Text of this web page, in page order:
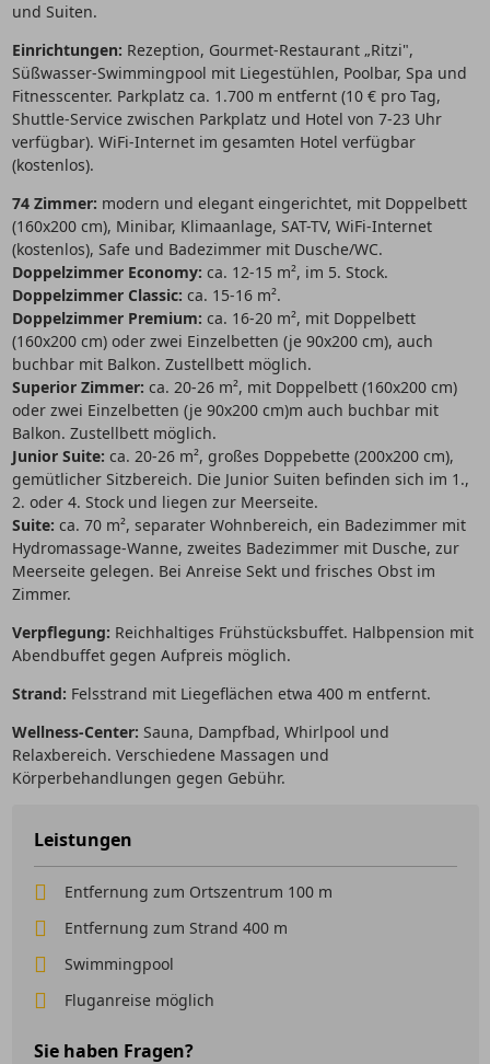
und Suiten.
Einrichtungen: Rezeption, Gourmet-Restaurant „Ritzi",
Süßwasser-Swimmingpool mit Liegestühlen, Poolbar, Spa und
Fitnesscenter. Parkplatz ca. 1.700 m entfernt (10 € pro Tag,
Shuttle-Service zwischen Parkplatz und Hotel von 7-23 Uhr
verfügbar). WiFi-Internet im gesamten Hotel verfügbar
(kostenlos).
74 Zimmer: modern und elegant eingerichtet, mit Doppelbett
(160x200 cm), Minibar, Klimaanlage, SAT-TV, WiFi-Internet
(kostenlos), Safe und Badezimmer mit Dusche/WC.
Doppelzimmer Economy: ca. 12-15 m², im 5. Stock.
Doppelzimmer Classic: ca. 15-16 m².
Doppelzimmer Premium: ca. 16-20 m², mit Doppelbett
(160x200 cm) oder zwei Einzelbetten (je 90x200 cm), auch
buchbar mit Balkon. Zustellbett möglich.
Superior Zimmer: ca. 20-26 m², mit Doppelbett (160x200 cm)
oder zwei Einzelbetten (je 90x200 cm)m auch buchbar mit
Balkon. Zustellbett möglich.
Junior Suite: ca. 20-26 m², großes Doppebette (200x200 cm),
gemütlicher Sitzbereich. Die Junior Suiten befinden sich im 1.,
2. oder 4. Stock und liegen zur Meerseite.
Suite: ca. 70 m², separater Wohnbereich, ein Badezimmer mit
Hydromassage-Wanne, zweites Badezimmer mit Dusche, zur
Meerseite gelegen. Bei Anreise Sekt und frisches Obst im
Zimmer.
Verpflegung: Reichhaltiges Frühstücksbuffet. Halbpension mit
Abendbuffet gegen Aufpreis möglich.
Strand: Felsstrand mit Liegeflächen etwa 400 m entfernt.
Wellness-Center: Sauna, Dampfbad, Whirlpool und
Relaxbereich. Verschiedene Massagen und
Körperbehandlungen gegen Gebühr.
Leistungen
Entfernung zum Ortszentrum 100 m
Entfernung zum Strand 400 m
Swimmingpool
Fluganreise möglich
Sie haben Fragen?